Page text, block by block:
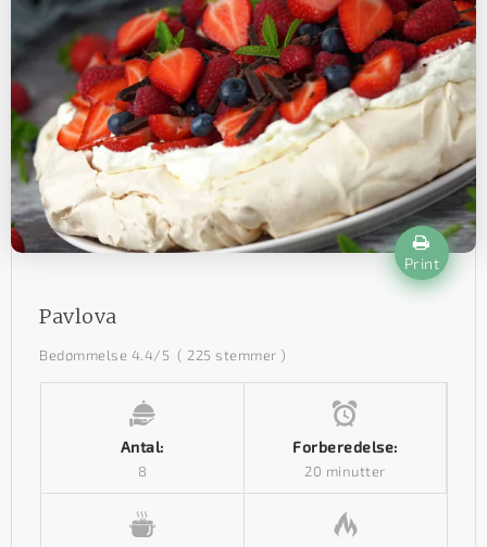
Print
Pavlova
Bedømmelse 4.4/5 ( 225 stemmer )
Antal:
8
Forberedelse:
20 minutter